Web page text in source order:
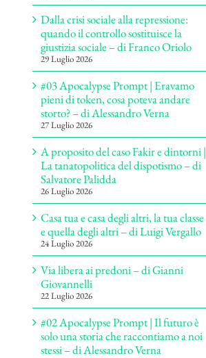
Dalla crisi sociale alla repressione:
quando il controllo sostituisce la
giustizia sociale – di Franco Oriolo
29 Luglio 2026
#03 Apocalypse Prompt | Eravamo
pieni di token, cosa poteva andare
storto? – di Alessandro Verna
27 Luglio 2026
A proposito del caso Fakir e dintorni |
La tanatopolitica del dispotismo – di
Salvatore Palidda
26 Luglio 2026
Casa tua e casa degli altri, la tua classe
e quella degli altri – di Luigi Vergallo
24 Luglio 2026
Via libera ai predoni – di Gianni
Giovannelli
22 Luglio 2026
#02 Apocalypse Prompt | Il futuro è
solo una storia che raccontiamo a noi
stessi – di Alessandro Verna